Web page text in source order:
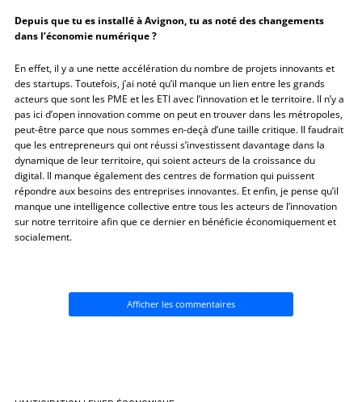
Depuis que tu es installé à Avignon, tu as noté des changements
dans l’économie numérique ?
En effet, il y a une nette accélération du nombre de projets innovants et
des startups. Toutefois, j’ai noté qu’il manque un lien entre les grands
acteurs que sont les PME et les ETI avec l’innovation et le territoire. Il n’y a
pas ici d’open innovation comme on peut en trouver dans les métropoles,
peut-être parce que nous sommes en-deçà d’une taille critique. Il faudrait
que les entrepreneurs qui ont réussi s’investissent davantage dans la
dynamique de leur territoire, qui soient acteurs de la croissance du
digital. Il manque également des centres de formation qui puissent
répondre aux besoins des entreprises innovantes. Et enfin, je pense qu’il
manque une intelligence collective entre tous les acteurs de l’innovation
sur notre territoire afin que ce dernier en bénéficie économiquement et
socialement.
Afficher les commentaires